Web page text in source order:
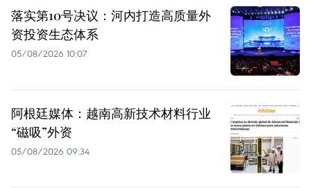
落实第10号决议：河内打造高质量外
资投资生态体系
05/08/2026 10:07
阿根廷媒体：越南高新技术材料行业
“磁吸”外资
05/08/2026 09:34